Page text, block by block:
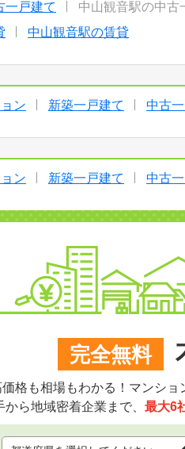
一戸建て
中山観音駅の中古
中山観音駅の賃貸
ン 新築一戸建て 中古
ン 新築一戸建て 中古
完全無料
格も相場もわかる！マンショ
から地域密着企業まで、 最大6